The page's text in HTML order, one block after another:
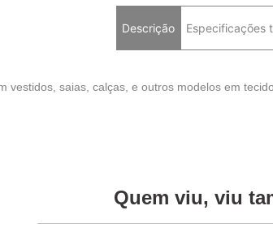
Descrição Especificações
vestidos, saias, calças, e outros modelos em
Quem viu, viu